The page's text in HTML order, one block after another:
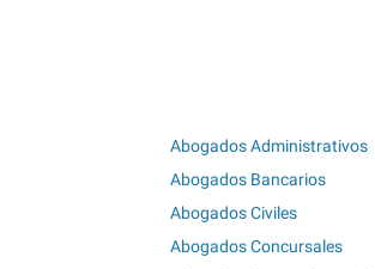
Abogados Administrativos
Abogados Bancarios
Abogados Civiles
Abogados Concursales